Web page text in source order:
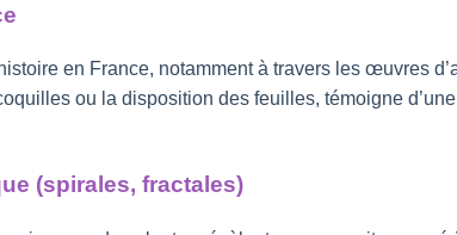
en France, notamment à travers les œuvres
ou la disposition des feuilles, témoigne
(spirales, fractales)